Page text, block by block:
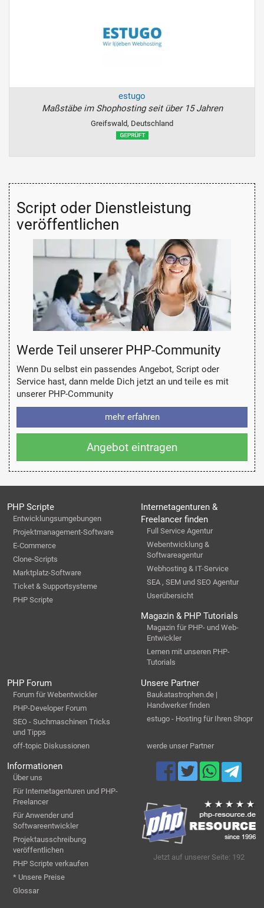
estugo
Maßstäbe im Shophosting seit über 15 Jahren
Greifswald, Deutschland
Script oder Dienstleistung
veröffentlichen
Werde Teil unserer PHP-Community
Wenn Du selbst ein passendes Angebot, Script oder
Service hast, dann melde Dich jetzt an und teile es mit
unserer PHP-Community
mehr erfahren
Angebot eintragen
PHP Scripte
Entwicklungsumgebungen
Projektmanagement-Software
E-Commerce
Clone-Scripts
Marktplatz-Software
Ticket & Supportsysteme
PHP Scripte
Internetagenturen &
Freelancer finden
Full Service Agentur
Webentwicklung &
Softwareagentur
Webhosting & IT-Service
SEA , SEM und SEO Agentur
Userübersicht
Magazin & PHP Tutorials
Magazin für PHP- und Web-
Entwickler
Lernen mit unseren PHP-
Tutorials
PHP Forum
Forum für Webentwickler
PHP-Developer Forum
SEO - Suchmaschinen Tricks
und Tipps
off-topic Diskussionen
Unsere Partner
Baukatastrophen.de |
Handwerker finden
estugo - Hosting für Ihren Shopr
werde unser Partner
Informationen
Über uns
Für Internetagenturen und PHP-
Freelancer
Für Anwender und
Softwareentwickler
Projektausschreibung
veröffentlichen
PHP Scripte verkaufen
* Unsere Preise
Glossar
Jetzt auf unserer Seite: 192